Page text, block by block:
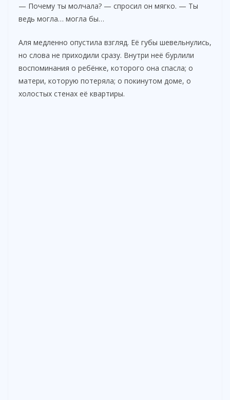
— Почему ты молчала? — спросил он мягко. — Ты
ведь могла… могла бы…
Аля медленно опустила взгляд. Её губы шевельнулись,
но слова не приходили сразу. Внутри неё бурлили
воспоминания о ребёнке, которого она спасла; о
матери, которую потеряла; о покинутом доме, о
холостых стенах её квартиры.